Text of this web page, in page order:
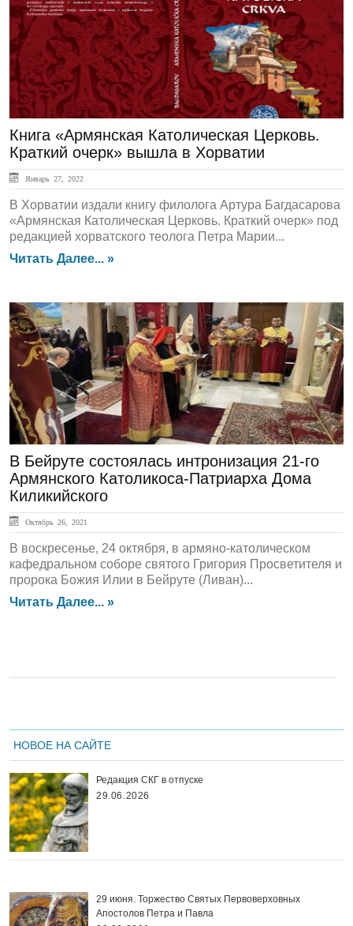
Книга «Армянская Католическая Церковь.
Краткий очерк» вышла в Хорватии
Январь 27, 2022
В Хорватии издали книгу филолога Артура Багдасарова
«Армянская Католическая Церковь. Краткий очерк» под
редакцией хорватского теолога Петра Марии...
Читать Далее... »
ЛЕНТА НОВОСТЕЙ
В Бейруте состоялась интронизация 21-го
Армянского Католикоса-Патриарха Дома
Киликийского
Октябрь 26, 2021
В воскресенье, 24 октября, в армяно-католическом
кафедральном соборе святого Григория Просветителя и
пророка Божия Илии в Бейруте (Ливан)...
Читать Далее... »
НОВОЕ НА САЙТЕ
Редакция СКГ в отпуске
29.06.2026
29 июня. Торжество Святых Первоверховных
Апостолов Петра и Павла